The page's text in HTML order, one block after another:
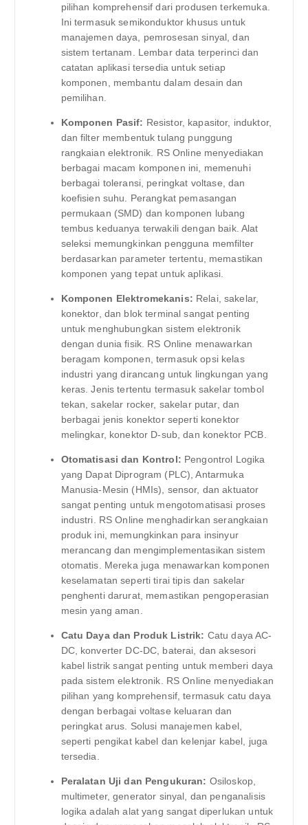
pilihan komprehensif dari produsen terkemuka.
Ini termasuk semikonduktor khusus untuk
manajemen daya, pemrosesan sinyal, dan
sistem tertanam. Lembar data terperinci dan
catatan aplikasi tersedia untuk setiap
komponen, membantu dalam desain dan
pemilihan.
Komponen Pasif: Resistor, kapasitor, induktor,
dan filter membentuk tulang punggung
rangkaian elektronik. RS Online menyediakan
berbagai macam komponen ini, memenuhi
berbagai toleransi, peringkat voltase, dan
koefisien suhu. Perangkat pemasangan
permukaan (SMD) dan komponen lubang
tembus keduanya terwakili dengan baik. Alat
seleksi memungkinkan pengguna memfilter
berdasarkan parameter tertentu, memastikan
komponen yang tepat untuk aplikasi.
Komponen Elektromekanis: Relai, sakelar,
konektor, dan blok terminal sangat penting
untuk menghubungkan sistem elektronik
dengan dunia fisik. RS Online menawarkan
beragam komponen, termasuk opsi kelas
industri yang dirancang untuk lingkungan yang
keras. Jenis tertentu termasuk sakelar tombol
tekan, sakelar rocker, sakelar putar, dan
berbagai jenis konektor seperti konektor
melingkar, konektor D-sub, dan konektor PCB.
Otomatisasi dan Kontrol: Pengontrol Logika
yang Dapat Diprogram (PLC), Antarmuka
Manusia-Mesin (HMIs), sensor, dan aktuator
sangat penting untuk mengotomatisasi proses
industri. RS Online menghadirkan serangkaian
produk ini, memungkinkan para insinyur
merancang dan mengimplementasikan sistem
otomatis. Mereka juga menawarkan komponen
keselamatan seperti tirai tipis dan sakelar
penghenti darurat, memastikan pengoperasian
mesin yang aman.
Catu Daya dan Produk Listrik: Catu daya AC-
DC, konverter DC-DC, baterai, dan aksesori
kabel listrik sangat penting untuk memberi daya
pada sistem elektronik. RS Online menyediakan
pilihan yang komprehensif, termasuk catu daya
dengan berbagai voltase keluaran dan
peringkat arus. Solusi manajemen kabel,
seperti pengikat kabel dan kelenjar kabel, juga
tersedia.
Peralatan Uji dan Pengukuran: Osiloskop,
multimeter, generator sinyal, dan penganalisis
logika adalah alat yang sangat diperlukan untuk